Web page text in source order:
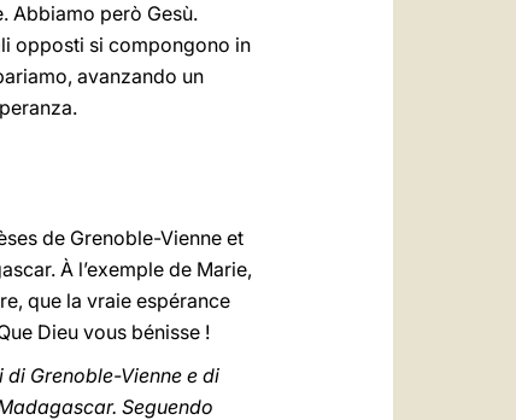
Abbiamo però Gesù.
opposti si compongono in
avanzando un
de Grenoble-Vienne et
À l’exemple de Marie,
que la vraie espérance
Dieu vous bénisse !
Grenoble-Vienne e di
Seguendo